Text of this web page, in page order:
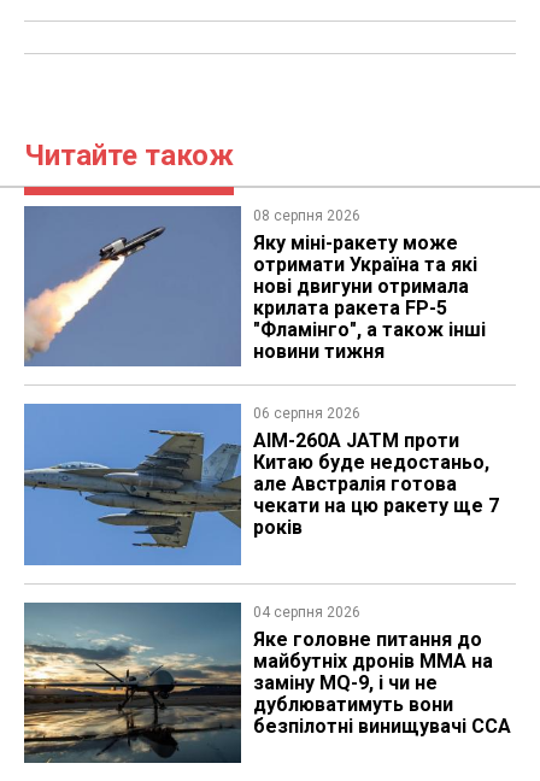
Читайте також
08 серпня 2026
Яку міні-ракету може
отримати Україна та які
нові двигуни отримала
крилата ракета FP-5
"Фламінго", а також інші
новини тижня
06 серпня 2026
AIM-260A JATM проти
Китаю буде недостаньо,
але Австралія готова
чекати на цю ракету ще 7
років
04 серпня 2026
Яке головне питання до
майбутніх дронів MMA на
заміну MQ-9, і чи не
дублюватимуть вони
безпілотні винищувачі CCA